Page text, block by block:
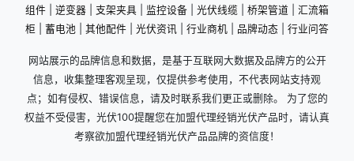
组件
逆变器 支架夹具 监控设备 光伏线缆 桥架管道
汇流箱
柜
蓄电池 其他配件 光伏资讯 行业商机 品牌动态 行业问答
网站展示的品牌信息和数据，是基于互联网大数据及品牌方的公开
信息，收集整理客观呈现，仅提供参考使用，不代表网站支持观
点；如有侵权、错误信息，请及时联系我们更正或删除。 为了您的
权益不受侵害，光伏100提醒您在加盟代理经销光伏产品时，请认真
考察欲加盟代理经销光伏产品品牌的资信度！